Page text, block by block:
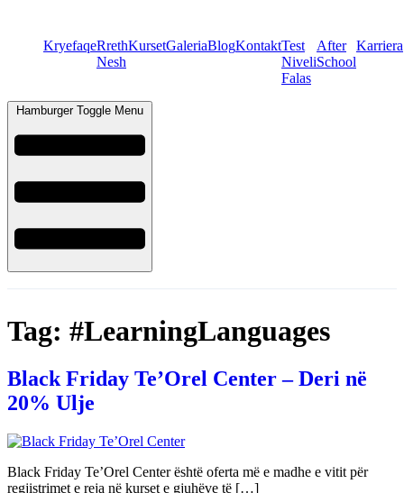
KryefaqeRreth
Nesh
KursetGaleriaBlogKontaktTest
Niveli
Falas
After
School
Karriera
Hamburger Toggle Menu
Tag: #LearningLanguages
Black Friday Te’Orel Center – Deri në
20% Ulje
Black Friday Te’Orel Center është oferta më e madhe e vitit për
regjistrimet e reja në kurset e gjuhëve të […]